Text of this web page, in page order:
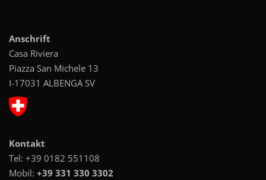
Anschrift
Casa Riviera
Piazza San Michele 13
I-17031 ALBENGA SV
Kontakt
Tel: +39 0182 551108
Mobil: +39 331 330 3302